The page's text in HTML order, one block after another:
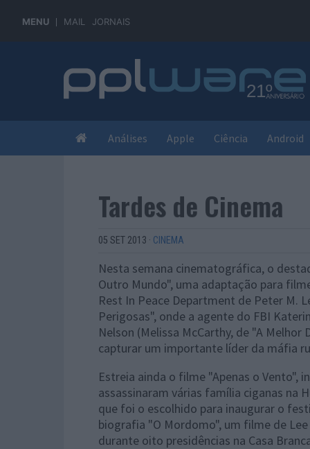
MENU MAIL JORNAIS
Análises Apple Ciência Android
Tardes de Cinema
05 SET 2013 · CINEMA
Nesta semana cinematográfica, o
Outro Mundo", uma adaptação para
Rest In Peace Department de Peter M.
Perigosas", onde a agente do FBI
Nelson (Melissa McCarthy, de "A
capturar um importante líder da máfia
Estreia ainda o filme "Apenas o Vento",
assassinaram várias família ciganas na
que foi o escolhido para inaugurar o
biografia "O Mordomo", um filme de
durante oito presidências na Casa